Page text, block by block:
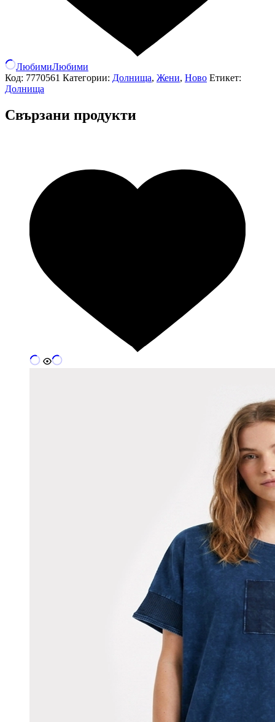
ЛюбимиЛюбими
Код: 7770561 Категории: Долнища, Жени, Ново Етикет:
Долнища
Свързани продукти